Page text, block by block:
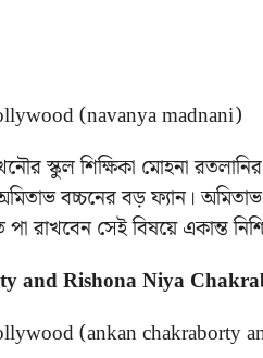
স্কুল শিক্ষিকা মোহনা রতলানির
বচ্চনের বড় ফ্যান।
রাখবেন সেই বিষয়ে একান্ত
and Rishona Niya